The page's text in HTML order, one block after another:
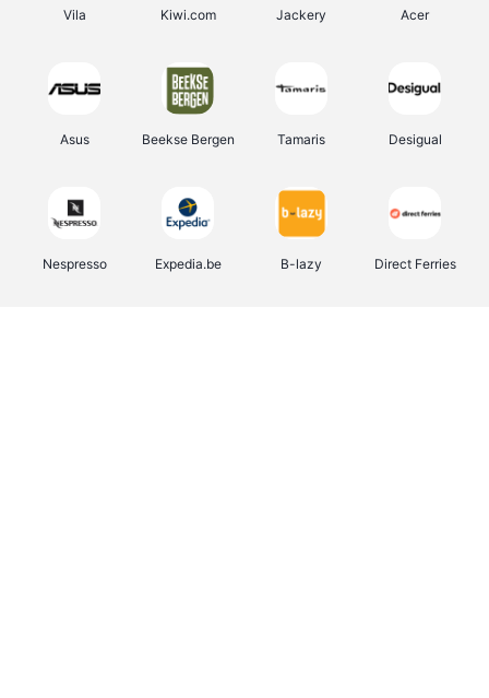
Vila Kiwi.com Jackery Acer
Asus Beekse Bergen Tamaris Desigual
Nespresso Expedia.be B-lazy Direct Ferries